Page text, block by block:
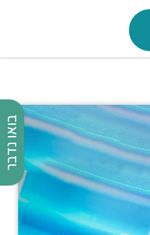
בואו נדבר